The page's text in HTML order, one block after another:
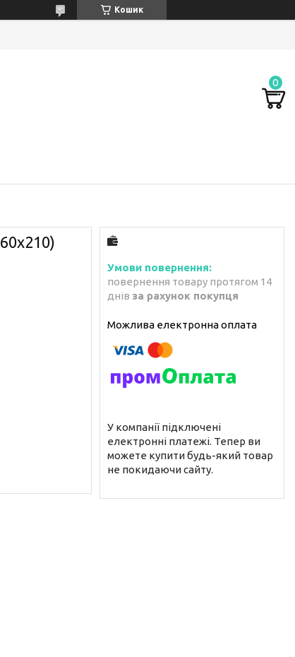
Кошик
повернення товару протягом 14
днів за рахунок покупця
У компанії підключені
електронні платежі. Тепер ви
можете купити будь-який товар
не покидаючи сайту.